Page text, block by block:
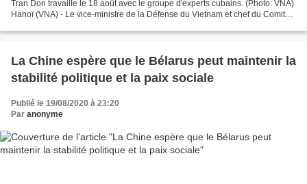
Tran Don travaille le 18 août avec le groupe d'experts cubains. (Photo: VNA)
Hanoï (VNA) - Le vice-ministre de la Défense du Vietnam et chef du Comité
La Chine espère que le Bélarus peut maintenir la
stabilité politique et la paix sociale
Publié le 19/08/2020 à 23:20
Par anonyme